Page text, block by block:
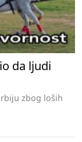
da ljudi
zbog loših